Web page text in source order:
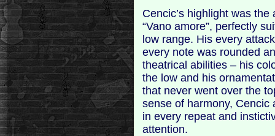
Cencic’s highlight was
“Vano amore”, perfectly
low range. His every
every note was rounded
theatrical abilities – his
the low and his
that never went over the
sense of harmony,
in every repeat and
attention.